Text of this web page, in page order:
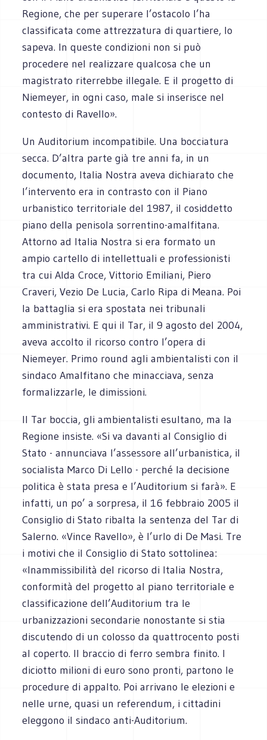
Regione, che per superare l’ostacolo l’ha
classificata come attrezzatura di quartiere, lo
sapeva. In queste condizioni non si può
procedere nel realizzare qualcosa che un
magistrato riterrebbe illegale. E il progetto di
Niemeyer, in ogni caso, male si inserisce nel
contesto di Ravello».
Un Auditorium incompatibile. Una bocciatura
secca. D’altra parte già tre anni fa, in un
documento, Italia Nostra aveva dichiarato che
l’intervento era in contrasto con il Piano
urbanistico territoriale del 1987, il cosiddetto
piano della penisola sorrentino-amalfitana.
Attorno ad Italia Nostra si era formato un
ampio cartello di intellettuali e professionisti
tra cui Alda Croce, Vittorio Emiliani, Piero
Craveri, Vezio De Lucia, Carlo Ripa di Meana. Poi
la battaglia si era spostata nei tribunali
amministrativi. E qui il Tar, il 9 agosto del 2004,
aveva accolto il ricorso contro l’opera di
Niemeyer. Primo round agli ambientalisti con il
sindaco Amalfitano che minacciava, senza
formalizzarle, le dimissioni.
Il Tar boccia, gli ambientalisti esultano, ma la
Regione insiste. «Si va davanti al Consiglio di
Stato - annunciava l’assessore all’urbanistica, il
socialista Marco Di Lello - perché la decisione
politica è stata presa e l’Auditorium si farà». E
infatti, un po’ a sorpresa, il 16 febbraio 2005 il
Consiglio di Stato ribalta la sentenza del Tar di
Salerno. «Vince Ravello», è l’urlo di De Masi. Tre
i motivi che il Consiglio di Stato sottolinea:
«Inammissibilità del ricorso di Italia Nostra,
conformità del progetto al piano territoriale e
classificazione dell’Auditorium tra le
urbanizzazioni secondarie nonostante si stia
discutendo di un colosso da quattrocento posti
al coperto. Il braccio di ferro sembra finito. I
diciotto milioni di euro sono pronti, partono le
procedure di appalto. Poi arrivano le elezioni e
nelle urne, quasi un referendum, i cittadini
eleggono il sindaco anti-Auditorium.